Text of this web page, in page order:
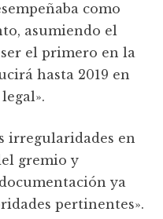
como
asumiendo el
el primero en la
hasta 2019 en
irregularidades en
gremio y
ya
pertinentes».